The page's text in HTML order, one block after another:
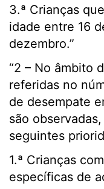
3.ª Crianças
idade entre 16
dezembro.”
“2 – No âmbito
referidas no
de desempate
são
seguintes
1.ª Crianças
específicas de